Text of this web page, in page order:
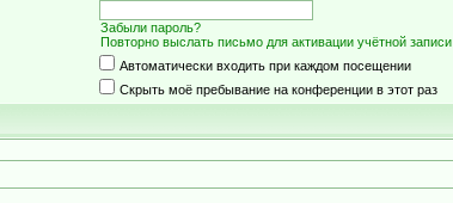
Забыли пароль?
Повторно выслать письмо для активации учётной записи
Автоматически входить при каждом посещении
Скрыть моё пребывание на конференции в этот раз